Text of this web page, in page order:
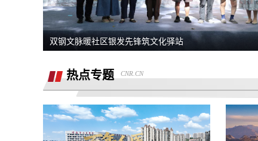
滴滴平台司机超时未出发，地域黑乘客
要求解除合同，退款，我还没有开始学习
能借款，没用使用过其它会员权益，要求
退款退
重庆智鑫沅汽车销售有限公司强买强卖，
服务态度恶劣且拒绝退还定金
买车锁单前不预审，贷款批不过，强制我
走租赁贷款
双钢文脉暖社区银发先锋筑文化驿站
热点专题 CNR.CN